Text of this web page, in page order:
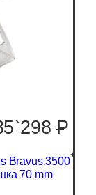
P
Bravus.3500
70 mm